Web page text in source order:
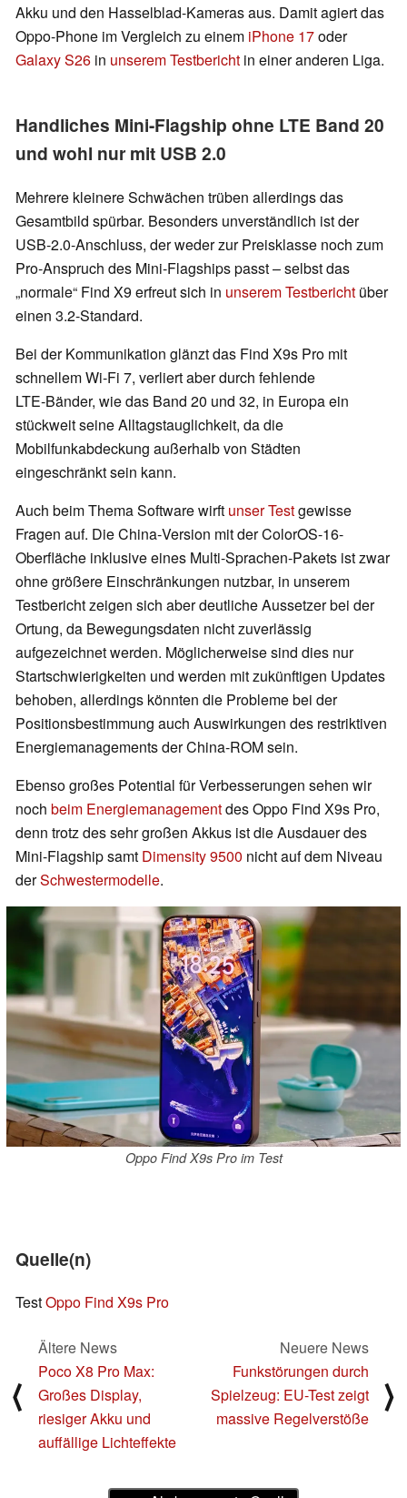
Akku und den Hasselblad-Kameras aus. Damit agiert das
Oppo-Phone im Vergleich zu einem iPhone 17oder
Galaxy S26 in unserem Testbericht in einer anderen Liga.
Handliches Mini-Flagship ohne LTE Band 20
und wohl nur mit USB 2.0
Mehrere kleinere Schwächen trüben allerdings das
Gesamtbild spürbar. Besonders unverständlich ist der
USB‑2.0‑Anschluss, der weder zur Preisklasse noch zum
Pro‑Anspruch des Mini-Flagships passt – selbst das
„normale“ Find X9 erfreut sich in unserem Testbericht über
einen 3.2-Standard.
Bei der Kommunikation glänzt das Find X9s Pro mit
schnellem Wi‑Fi 7, verliert aber durch fehlende
LTE‑Bänder, wie das Band 20 und 32, in Europa ein
stückweit seine Alltagstauglichkeit, da die
Mobilfunkabdeckung außerhalb von Städten
eingeschränkt sein kann.
Auch beim Thema Software wirft unser Testgewisse
Fragen auf. Die China‑Version mit der ColorOS-16-
Oberfläche inklusive eines Multi-Sprachen-Pakets ist zwar
ohne größere Einschränkungen nutzbar, in unserem
Testbericht zeigen sich aber deutliche Aussetzer bei der
Ortung, da Bewegungsdaten nicht zuverlässig
aufgezeichnet werden. Möglicherweise sind dies nur
Startschwierigkeiten und werden mit zukünftigen Updates
behoben, allerdings könnten die Probleme bei der
Positionsbestimmung auch Auswirkungen des restriktiven
Energiemanagements der China-ROM sein.
Ebenso großes Potential für Verbesserungen sehen wir
noch beim Energiemanagementdes Oppo Find X9s Pro,
denn trotz des sehr großen Akkus ist die Ausdauer des
Mini-Flagship samt Dimensity 9500 nicht auf dem Niveau
derSchwestermodelle.
Oppo Find X9s Pro im Test
Quelle(n)
TestOppo Find X9s Pro
⟨
Ältere News
Poco X8 Pro Max:
Großes Display,
riesiger Akku und
auffällige Lichteffekte
Neuere News
Funkstörungen durch
Spielzeug: EU-Test zeigt
massive Regelverstöße
⟩